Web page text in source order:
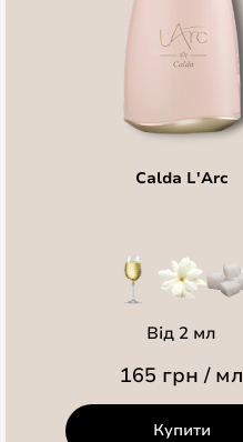
Calda L'Arc
Від 2 мл
165 грн / мл
Купити